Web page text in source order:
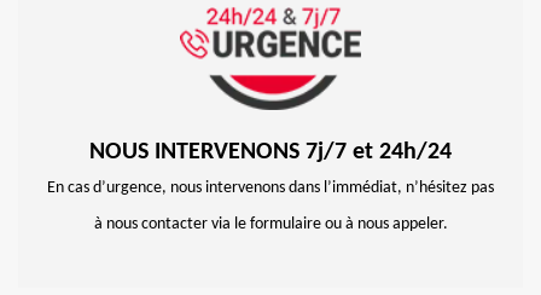
NOUS INTERVENONS 7j/7 et 24h/24
En cas d’urgence, nous intervenons dans l’immédiat, n’hésitez pas
à nous contacter via le formulaire ou à nous appeler.